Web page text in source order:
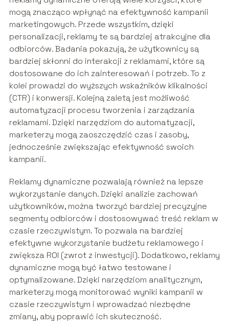
mogą znacząco wpłynąć na efektywność kampanii
marketingowych. Przede wszystkim, dzięki
personalizacji, reklamy te są bardziej atrakcyjne dla
odbiorców. Badania pokazują, że użytkownicy są
bardziej skłonni do interakcji z reklamami, które są
dostosowane do ich zainteresowań i potrzeb. To z
kolei prowadzi do wyższych wskaźników klikalności
(CTR) i konwersji. Kolejną zaletą jest możliwość
automatyzacji procesu tworzenia i zarządzania
reklamami. Dzięki narzędziom do automatyzacji,
marketerzy mogą zaoszczędzić czas i zasoby,
jednocześnie zwiększając efektywność swoich
kampanii.
Reklamy dynamiczne pozwalają również na lepsze
wykorzystanie danych. Dzięki analizie zachowań
użytkowników, można tworzyć bardziej precyzyjne
segmenty odbiorców i dostosowywać treść reklam w
czasie rzeczywistym. To pozwala na bardziej
efektywne wykorzystanie budżetu reklamowego i
zwiększa ROI (zwrot z inwestycji). Dodatkowo, reklamy
dynamiczne mogą być łatwo testowane i
optymalizowane. Dzięki narzędziom analitycznym,
marketerzy mogą monitorować wyniki kampanii w
czasie rzeczywistym i wprowadzać niezbędne
zmiany, aby poprawić ich skuteczność.